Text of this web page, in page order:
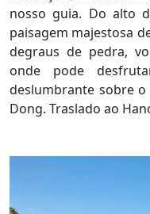
nosso guia. Do alto
paisagem majestosa
degraus de pedra,
onde pode
deslumbrante sobre
Dong. Traslado ao